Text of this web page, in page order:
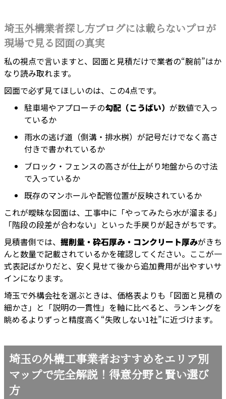
埼玉外構業者探し方ブログには載らないプロが
現場で見る図面の真実
私の視点で言いますと、図面と見積だけで業者の“腕前”はか
なり読み取れます。
図面で必ず見てほしいのは、この4点です。
駐車場やアプローチの勾配（こうばい） が数値で入っ
ているか
雨水の逃げ道（側溝・排水桝）が記号だけでなく高さ
付きで書かれているか
ブロック・フェンスの高さが仕上がり地盤からの寸法
で入っているか
既存のマンホールや配管位置が反映されているか
これが曖昧な図面は、工事中に「やってみたら水が溜まる」
「階段の段差が合わない」といった手戻りが起きがちです。
見積書側では、 掘削量・砕石厚み・コンクリート厚みがきち
んと数量で記載されているかを確認してください。ここが一
式表記ばかりだと、安く見せて後から追加費用が出やすいサ
インになります。
埼玉で外構会社を選ぶときは、価格表よりも「図面と見積の
細かさ」と「説明の一貫性」を軸に比べると、ランキングを
眺めるよりずっと精度高く“失敗しない1社”に近づけます。
埼玉の外構工事業者おすすめをエリア別
マップで完全解説！得意分野と賢い選び
方